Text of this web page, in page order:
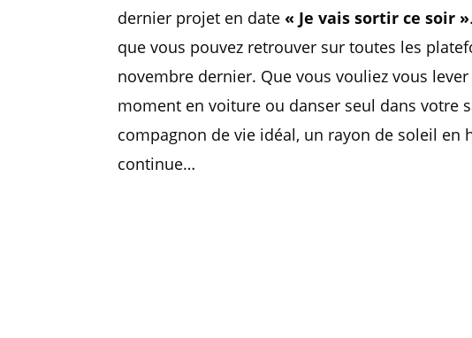
dernier projet en date « Je vais sortir ce soir »
que vous pouvez retrouver sur toutes les
novembre dernier. Que vous vouliez vous
moment en voiture ou danser seul dans votre
compagnon de vie idéal, un rayon de soleil en
continue…